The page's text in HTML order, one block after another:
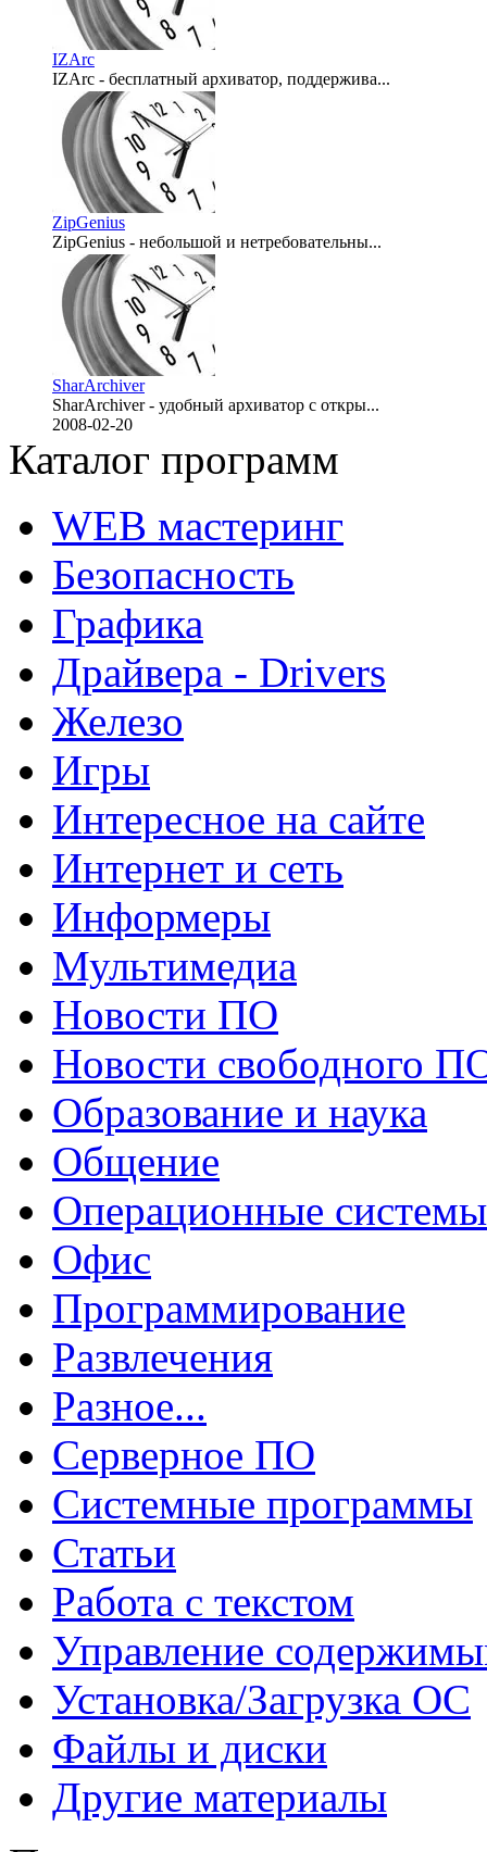
IZArc
IZArc - бесплатный архиватор, поддержива...
2008-04-10
ZipGenius
ZipGenius - небольшой и нетребовательны...
2008-04-09
SharArchiver
SharArchiver - удобный архиватор с откры...
2008-02-20
Каталог программ
WEB мастеринг
Безопасность
Графика
Драйвера - Drivers
Железо
Игры
Интересное на сайте
Интернет и сеть
Информеры
Мультимедиа
Новости ПО
Новости свободного
Образование и наука
Общение
Операционные системы
Офис
Программирование
Развлечения
Разное...
Серверное ПО
Системные программы
Статьи
Работа с текстом
Управление
Установка/Загрузка ОС
Файлы и диски
Другие материалы